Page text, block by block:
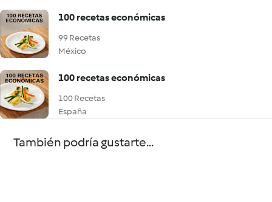
100 recetas económicas
99 Recetas
México
100 recetas económicas
100 Recetas
España
También podría gustarte...